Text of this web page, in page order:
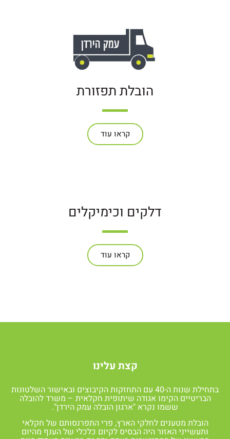
הובלת תפזורת
קראו עוד
דלקים וכימיקלים
קראו עוד
קצת עלינו
בתחילת שנות ה-40 עם התחזקות הקיבוצים ובאישור השלטונות
הבריטיים הקימו אגודה שיתופית חקלאית – משרד להובלה
ששמו נקרא "ארגון הובלה עמק הירדן".
הובלת מטענים לחלקי הארץ, פרי התפרנסותם של חקלאי
ותעשייני האזור היה הבסיס לקיום כלכלי של הענף מהיום